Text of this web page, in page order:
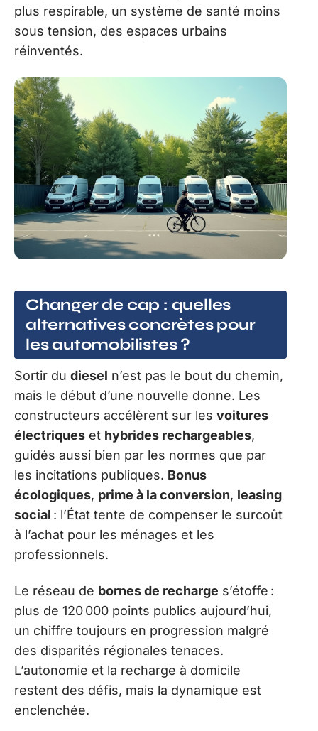
plus respirable, un système de santé moins
sous tension, des espaces urbains
réinventés.
Changer de cap : quelles
alternatives concrètes pour
les automobilistes ?
Sortir du diesel n’est pas le bout du chemin,
mais le début d’une nouvelle donne. Les
constructeurs accélèrent sur les voitures
électriques et hybrides rechargeables,
guidés aussi bien par les normes que par
les incitations publiques. Bonus
écologiques, prime à la conversion, leasing
social : l’État tente de compenser le surcoût
à l’achat pour les ménages et les
professionnels.
Le réseau de bornes de recharge s’étoffe :
plus de 120 000 points publics aujourd’hui,
un chiffre toujours en progression malgré
des disparités régionales tenaces.
L’autonomie et la recharge à domicile
restent des défis, mais la dynamique est
enclenchée.